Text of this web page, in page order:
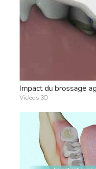
Impact du brossage
Vidéos 3D